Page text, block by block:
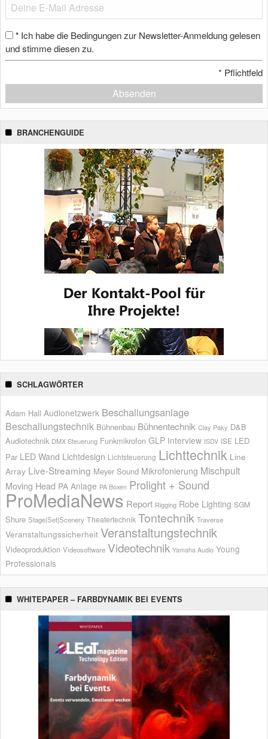
* Ich habe die Bedingungen zur Newsletter-Anmeldung gelesen
und stimme diesen zu.
* Pflichtfeld
Absenden
BRANCHENGUIDE
SCHLAGWÖRTER
Adam Hall Audionetzwerk Beschallungsanlage
Beschallungstechnik Bühnenbau Bühnentechnik Clay Paky D&B
Audiotechnik DMX Steuerung Funkmikrofon GLP Interview ISDV ISE LED
Par LED Wand Lichtdesign Lichtsteuerung Lichttechnik Line
Array Live-Streaming Meyer Sound Mikrofonierung Mischpult
Moving Head PA Anlage PA Boxen Prolight + Sound
ProMediaNews Report Rigging Robe Lighting SGM
Shure Stage|Set|Scenery Theatertechnik Tontechnik Traverse
Veranstaltungssicherheit Veranstaltungstechnik
Videoproduktion Videosoftware Videotechnik Yamaha Audio Young
Professionals
WHITEPAPER – FARBDYNAMIK BEI EVENTS